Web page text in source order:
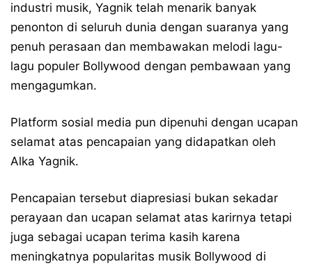
industri musik, Yagnik telah menarik banyak
penonton di seluruh dunia dengan suaranya yang
penuh perasaan dan membawakan melodi lagu-
lagu populer Bollywood dengan pembawaan yang
mengagumkan.
Platform sosial media pun dipenuhi dengan ucapan
selamat atas pencapaian yang didapatkan oleh
Alka Yagnik.
Pencapaian tersebut diapresiasi bukan sekadar
perayaan dan ucapan selamat atas karirnya tetapi
juga sebagai ucapan terima kasih karena
meningkatnya popularitas musik Bollywood di